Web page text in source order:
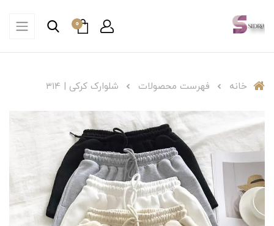
0
خانه فهرست محصولات شلوارک کرکی | ۳۱۴